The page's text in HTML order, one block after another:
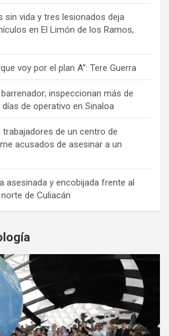
sin vida y tres lesionados deja
en El Limón de los Ramos,
voy por el plan A”: Tere Guerra
inspeccionan más de
de operativo en Sinaloa
de un centro de
acusados de asesinar a un
asesinada y encobijada frente al
de Culiacán